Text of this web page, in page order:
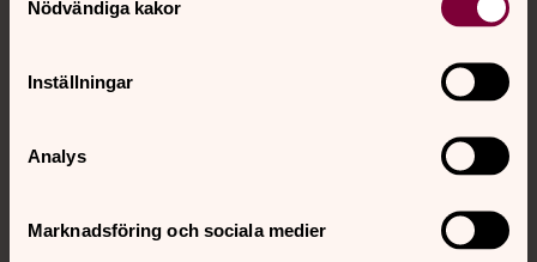
Nödvändiga kakor
Inställningar
Analys
Marknadsföring och sociala medier
Sociala kanaler